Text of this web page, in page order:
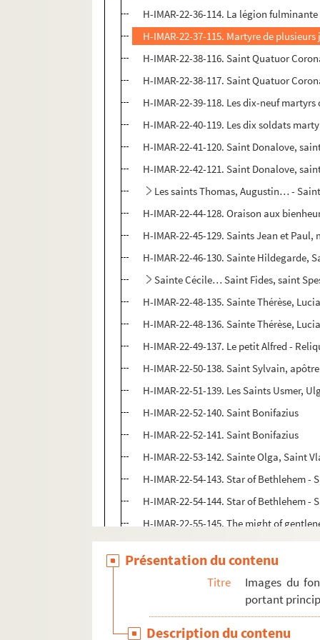
H-IMAR-22-36-114. La légion fulminante
H-IMAR-22-37-115. Martyre de
H-IMAR-22-38-116. Saint Quatuor
H-IMAR-22-38-117. Saint Quatuor
H-IMAR-22-39-118. Les dix-neuf martyrs
H-IMAR-22-40-119. Les dix soldats
H-IMAR-22-41-120. Saint Donalove,
H-IMAR-22-42-121. Saint Donalove,
Les saints Thomas, Augustin… -
H-IMAR-22-44-128. Oraison aux
H-IMAR-22-45-129. Saints Jean et Paul,
H-IMAR-22-46-130. Sainte Hildegarde,
Sainte Cécile… Saint Fides, saint
H-IMAR-22-48-135. Sainte Thérèse,
H-IMAR-22-48-136. Sainte Thérèse,
H-IMAR-22-49-137. Le petit Alfred -
H-IMAR-22-50-138. Saint Sylvain,
H-IMAR-22-51-139. Les Saints Usmer,
H-IMAR-22-52-140. Saint Bonifazius
H-IMAR-22-52-141. Saint Bonifazius
H-IMAR-22-53-142. Sainte Olga, Saint
H-IMAR-22-54-143. Star of Bethlehem
H-IMAR-22-54-144. Star of Bethlehem
H-IMAR-22-55-145. The might of
H-IMAR-22-55-146. The might of
Saint Bruno, saint Bernard, saint
H-IMAR-22-57-151. Saint Pierre, saint
H-IMAR-22-59-153. Sainte Dominique
Présentation du contenu
Titre
Images du
portant
Description du contenu